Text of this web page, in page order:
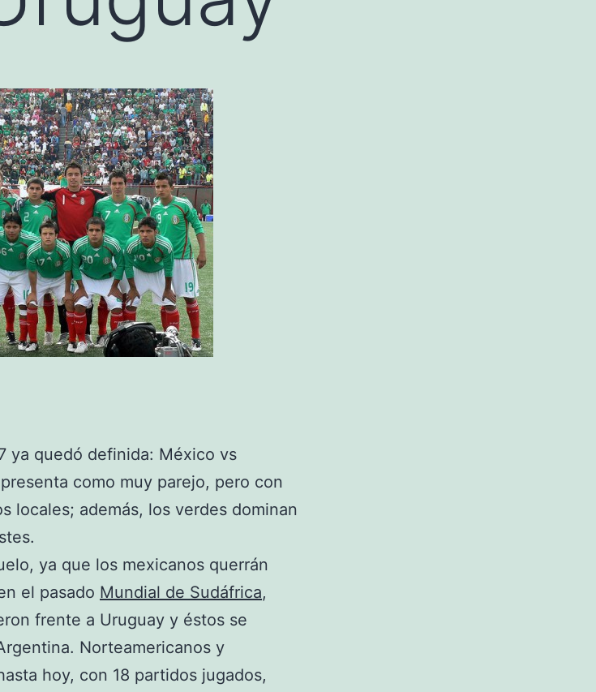
ya quedó definida: México vs
como muy parejo, pero con
locales; además, los verdes dominan
ya que los mexicanos querrán
el pasado Mundial de Sudáfrica,
frente a Uruguay y éstos se
Norteamericanos y
hoy, con 18 partidos jugados,